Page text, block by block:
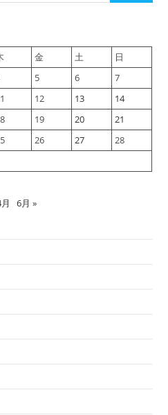
金 土
日
5 6
7
12 13
14
19 20
21
26 27
28
6月 »